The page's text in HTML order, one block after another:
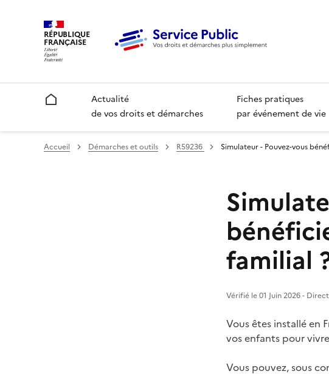
RÉPUBLIQUE
FRANÇAISE
Accueil
Actualité
de vos droits et démarches
Fiches pratiques
par événement de vie
Accueil Démarches et outils R59236 Simulateur - Pouvez-vous
familial
Vérifié le 01 Juin 2026 -
Vous êtes installé en
vos enfants pour
Vous pouvez, sous